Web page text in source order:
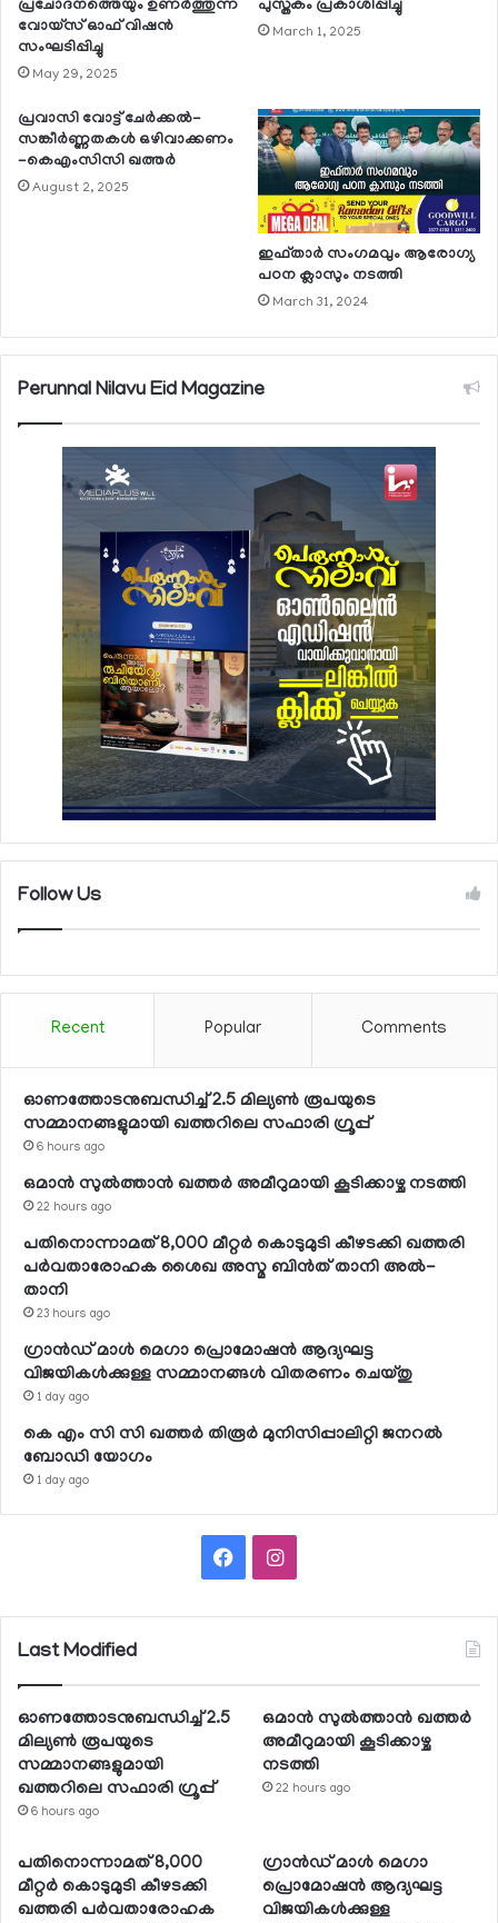
പ്രചോദനത്തെയും ഉണര്‍ത്തുന്ന
വോയ്‌സ് ഓഫ് വിഷന്‍
സംഘടിപ്പിച്ചു
May 29, 2025
പുസ്തകം പ്രകാശിപ്പിച്ചു
March 1, 2025
പ്രവാസി വോട്ട് ചേര്‍ക്കല്‍-
സങ്കീര്‍ണ്ണതകള്‍ ഒഴിവാക്കണം
-കെഎംസിസി ഖത്തര്‍
August 2, 2025
ഇഫ്താര്‍ സംഗമവും ആരോഗ്യ
പഠന ക്ലാസും നടത്തി
March 31, 2024
Perunnal Nilavu Eid Magazine
Follow Us
Recent Popular Comments
ഓണത്തോടനുബന്ധിച്ച് 2.5 മില്യണ്‍ രൂപയുടെ
സമ്മാനങ്ങളുമായി ഖത്തറിലെ സഫാരി ഗ്രൂപ്പ്
6 hours ago
ഒമാന്‍ സുല്‍ത്താന്‍ ഖത്തര്‍ അമീറുമായി കൂടിക്കാഴ്ച നടത്തി
22 hours ago
പതിനൊന്നാമത് 8,000 മീറ്റര്‍ കൊടുമുടി കീഴടക്കി ഖത്തരി
പര്‍വതാരോഹക ശൈഖ അസ്മ ബിന്‍ത് താനി അല്‍-
താനി
23 hours ago
ഗ്രാന്‍ഡ് മാള്‍ മെഗാ പ്രൊമോഷന്‍ ആദ്യഘട്ട
വിജയികള്‍ക്കുള്ള സമ്മാനങ്ങള്‍ വിതരണം ചെയ്തു
1 day ago
കെ എം സി സി ഖത്തര്‍ തിരൂര്‍ മുനിസിപ്പാലിറ്റി ജനറല്‍
ബോഡി യോഗം
1 day ago
FacebookInstagram
Last Modified
ഓണത്തോടനുബന്ധിച്ച് 2.5
മില്യണ്‍ രൂപയുടെ
സമ്മാനങ്ങളുമായി
ഖത്തറിലെ സഫാരി ഗ്രൂപ്പ്
6 hours ago
ഒമാന്‍ സുല്‍ത്താന്‍ ഖത്തര്‍
അമീറുമായി കൂടിക്കാഴ്ച
നടത്തി
22 hours ago
പതിനൊന്നാമത് 8,000
മീറ്റര്‍ കൊടുമുടി കീഴടക്കി
ഖത്തരി പര്‍വതാരോഹക
ഗ്രാന്‍ഡ് മാള്‍ മെഗാ
പ്രൊമോഷന്‍ ആദ്യഘട്ട
വിജയികള്‍ക്കുള്ള